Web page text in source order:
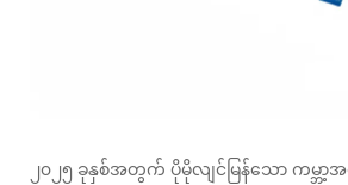
၂၀၂၅ ခုနှစ်အတွက် ပိုမိုလျင်မြန်သော ကမ္ဘာ့အ